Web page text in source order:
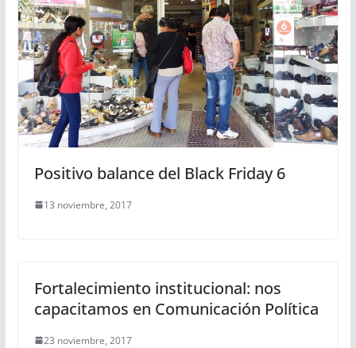
Positivo balance del Black Friday 6
13 noviembre, 2017
Fortalecimiento institucional: nos
capacitamos en Comunicación Política
23 noviembre, 2017